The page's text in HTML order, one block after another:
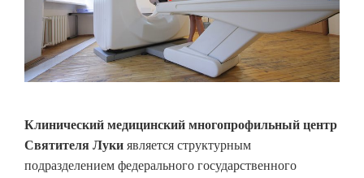
Клинический медицинский многопрофильный центр
Святителя Луки является структурным
подразделением федерального государственного